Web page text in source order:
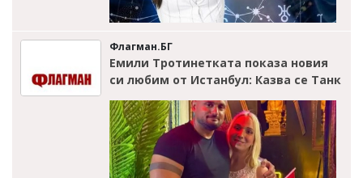
Флагман.БГ
Емили Тротинетката показа новия
си любим от Истанбул: Казва се Танк